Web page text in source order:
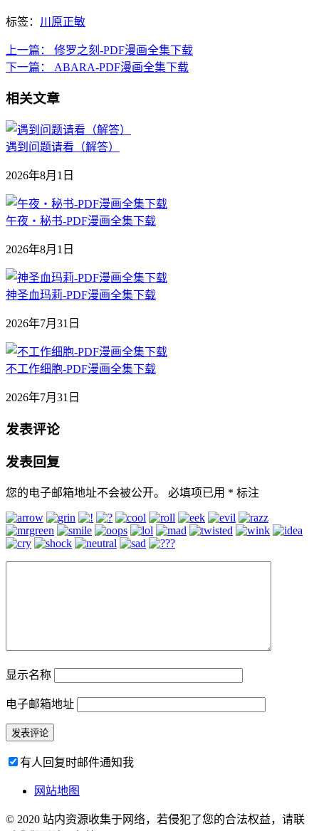
标签： 川原正敏
上一篇：
修罗之刻-PDF漫画全集下载
下一篇：
ABARA-PDF漫画全集下载
相关文章
遇到问题请看（解答）
2026年8月1日
午夜‧秘书-PDF漫画全集下载
2026年8月1日
神圣血玛莉-PDF漫画全集下载
2026年7月31日
不工作细胞-PDF漫画全集下载
2026年7月31日
发表评论
发表回复
您的电子邮箱地址不会被公开。 必填项已用 * 标注
显示名称
电子邮箱地址
有人回复时邮件通知我
网站地图
© 2020 站内资源收集于网络，若侵犯了您的合法权益，请联